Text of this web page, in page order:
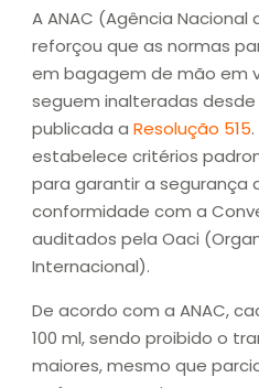
A ANAC (Agência Nacional
reforçou que as normas
em bagagem de mão em
seguem inalteradas desde
publicada a Resolução 515
estabelece critérios
para garantir a segurança
conformidade com a
auditados pela Oaci
Internacional).
De acordo com a ANAC,
100 ml, sendo proibido o
maiores, mesmo que